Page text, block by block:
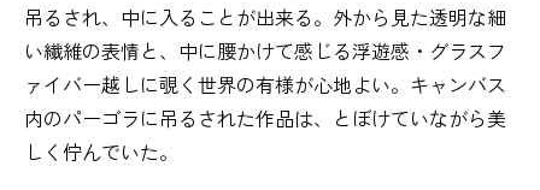
吊るされ、中に入ることが出来る。外から見た透明な細
い繊維の表情と、中に腰かけて感じる浮遊感・グラスフ
ァイバー越しに覗く世界の有様が心地よい。キャンバス
内のパーゴラに吊るされた作品は、とぼけていながら美
しく佇んでいた。